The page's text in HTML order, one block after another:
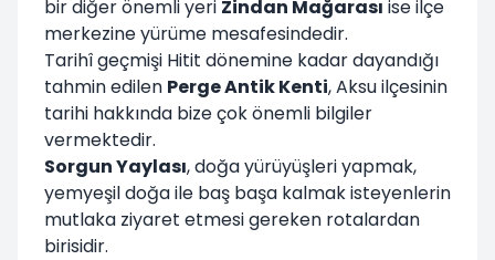
bir diğer önemli yeri Zindan Mağarası ise ilçe
merkezine yürüme mesafesindedir.
Tarihî geçmişi Hitit dönemine kadar dayandığı
tahmin edilen Perge Antik Kenti, Aksu ilçesinin
tarihi hakkında bize çok önemli bilgiler
vermektedir.
Sorgun Yaylası, doğa yürüyüşleri yapmak,
yemyeşil doğa ile baş başa kalmak isteyenlerin
mutlaka ziyaret etmesi gereken rotalardan
birisidir.